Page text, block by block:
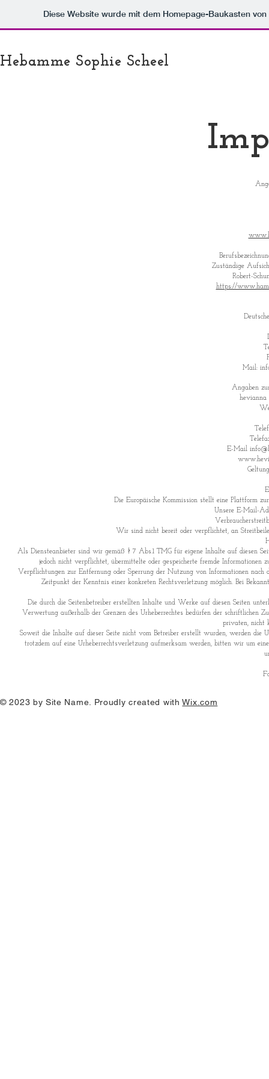
Diese Website wurde mit dem Homepage-Baukasten von
Hebamme Sophie Scheel
Zuständige
Robert-
https://
Mail:
Angaben
hevianna
E-Mail
Die Europäische Kommission stellt eine Plattform
Unsere E-Mail-
Wir sind nicht bereit oder verpflichtet, an
Als Diensteanbieter sind wir gemäß § 7 Abs.1 TMG für eigene Inhalte auf diesen
jedoch nicht verpflichtet, übermittelte oder gespeicherte fremde
Verpflichtungen zur Entfernung oder Sperrung der Nutzung von Informationen nach
Zeitpunkt der Kenntnis einer konkreten Rechtsverletzung möglich. Bei
Die durch die Seitenbetreiber erstellten Inhalte und Werke auf diesen Seiten
Verwertung außerhalb der Grenzen des Urheberrechtes bedürfen der
privaten, nicht
Soweit die Inhalte auf dieser Seite nicht vom Betreiber erstellt wurden, werden die
trotzdem auf eine Urheberrechtsverletzung aufmerksam werden, bitten wir um
© 2023 by Site Name. Proudly created withWix.com